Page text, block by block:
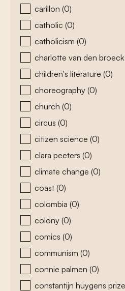
carillon (0)
catholic (0)
catholicism (0)
charlotte van den broeck
children's literature (0)
choreography (0)
church (0)
circus (0)
citizen science (0)
clara peeters (0)
climate change (0)
coast (0)
colombia (0)
colony (0)
comics (0)
communism (0)
connie palmen (0)
constantijn huygens prize